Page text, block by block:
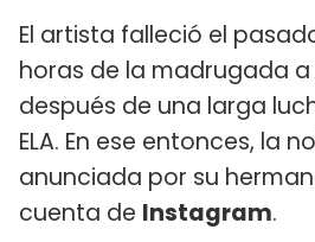
El artista falleció el
horas de la madrugada a
después de una larga
ELA. En ese entonces, la
anunciada por su
cuenta de Instagram.